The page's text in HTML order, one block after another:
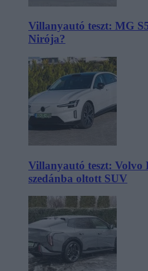
Villanyautó teszt: MG
Nirója?
Villanyautó teszt: Volvo
szedánba oltott SUV